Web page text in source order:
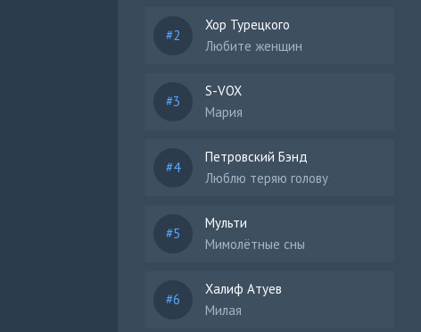
Хор Турецкого
Любите женщин
S-VOX
Мария
Петровский Бэнд
Люблю теряю голову
Мульти
Мимолётные сны
Халиф Атуев
Милая